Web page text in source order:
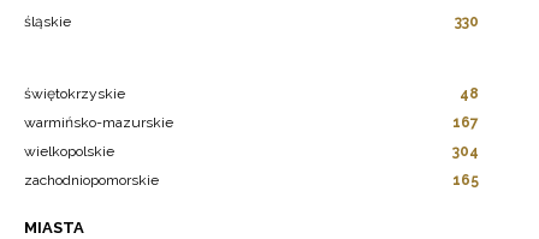
śląskie
330
świętokrzyskie
48
warmińsko-mazurskie
167
wielkopolskie
304
zachodniopomorskie
165
MIASTA